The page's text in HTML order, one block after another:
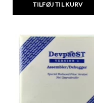
TILFØJ TIL KURV